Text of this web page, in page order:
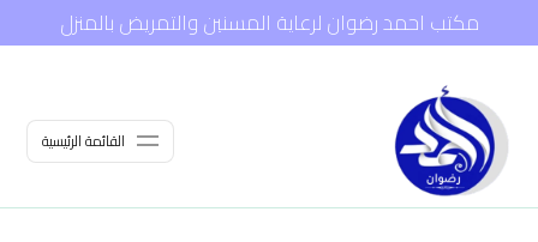
مكتب احمد رضوان لرعاية المسنين والتمريض بالمنزل
القائمة الرئيسية